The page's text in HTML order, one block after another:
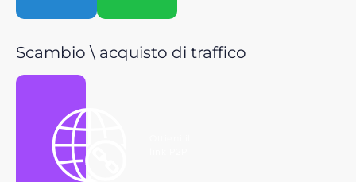
Scambio \ acquisto di traffico